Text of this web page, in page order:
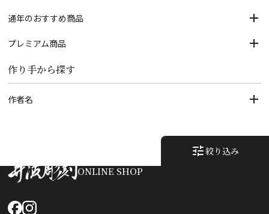
通年のおすすめ商品
プレミアム商品
作り手から探す
作者名
tune絞り込み
ONLINE SHOP